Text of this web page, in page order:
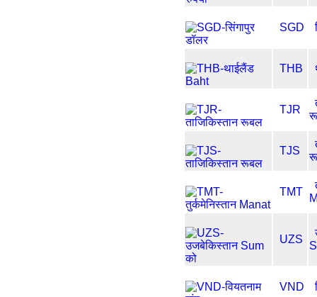
SGD
THB
TJR
TJS
TMT
UZS
VND